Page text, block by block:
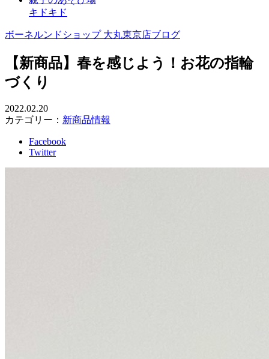
キドキド
ボーネルンドショップ 大丸東京店ブログ
【新商品】春を感じよう！お花の指輪
づくり
2022.02.20
カテゴリー： 新商品情報
Facebook
Twitter